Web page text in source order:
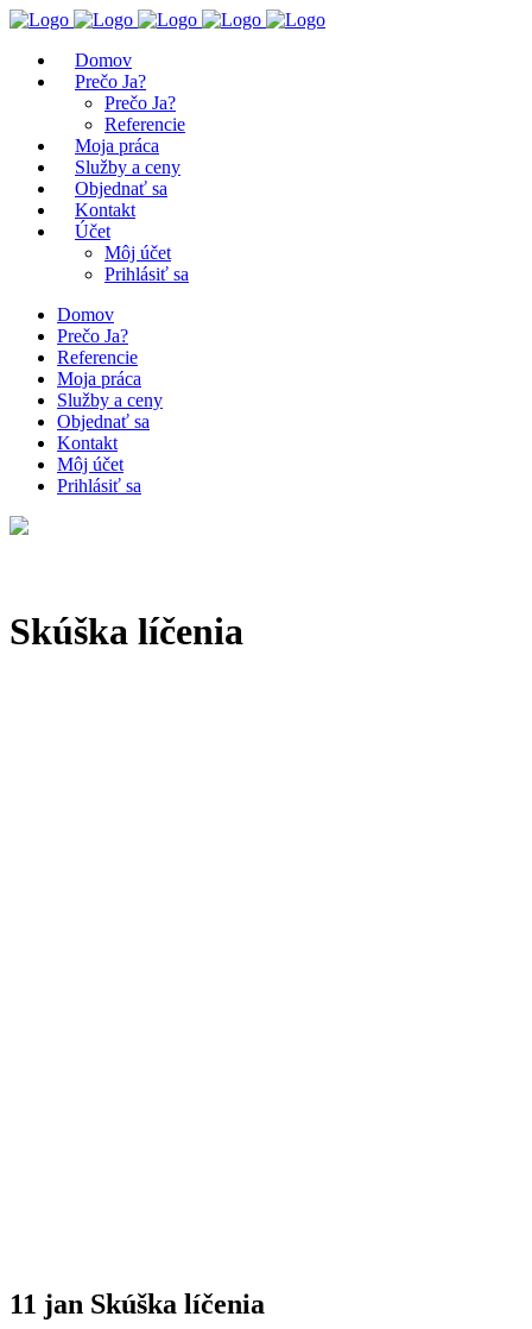
Domov
Prečo Ja?
Prečo Ja?
Referencie
Moja práca
Služby a ceny
Objednať sa
Kontakt
Účet
Môj účet
Prihlásiť sa
Domov
Prečo Ja?
Referencie
Moja práca
Služby a ceny
Objednať sa
Kontakt
Môj účet
Prihlásiť sa
Skúška líčenia
11 jan Skúška líčenia